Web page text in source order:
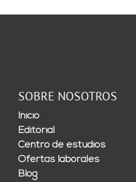
SOBRE NOSOTROS
Inicio
Editorial
Centro de estudios
Ofertas laborales
Blog